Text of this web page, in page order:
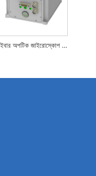
ফাইবার অপটিক জাইরোস্কোপ FOG স্ট্র্যাপডাউন ইনর্শিয়াল নেভিগেশন সিস্টেম